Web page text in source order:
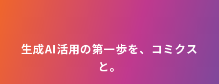
生成AI活用の第一歩を、コミクス
と。